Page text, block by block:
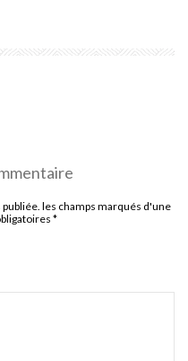
les champs marqués d'une
*